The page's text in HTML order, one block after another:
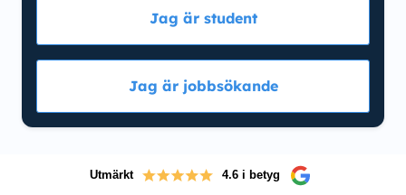
Jag är student
Jag är jobbsökande
Utmärkt 4.6 i betyg